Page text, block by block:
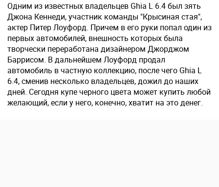
Одним из известных владельцев Ghia L 6.4 был зять
Джона Кеннеди, участник команды "Крысиная стая",
актер Питер Лоуфорд. Причем в его руки попал один из
первых автомобилей, внешность которых была
творчески переработана дизайнером Джорджом
Баррисом. В дальнейшем Лоуфорд продал
автомобиль в частную коллекцию, после чего Ghia L
6.4, сменив несколько владельцев, дожил до наших
дней. Сегодня купе черного цвета может купить любой
желающий, если у него, конечно, хватит на это денег.